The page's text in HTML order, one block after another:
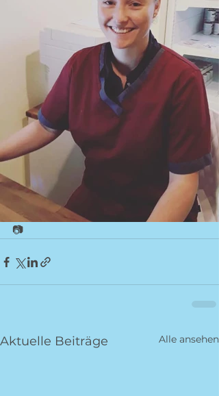
📷
Aktuelle Beiträge Alle ansehen